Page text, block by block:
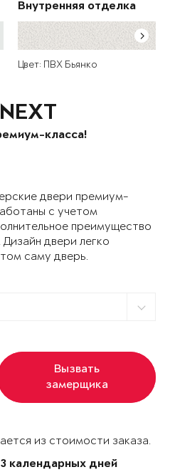
Внутренняя отделка
Цвет: ПВХ Бьянко
класса!
двери премиум-
с учетом
преимущество
двери легко
саму дверь.
Вызвать
замерщика
из стоимости заказа.
3 календарных дней